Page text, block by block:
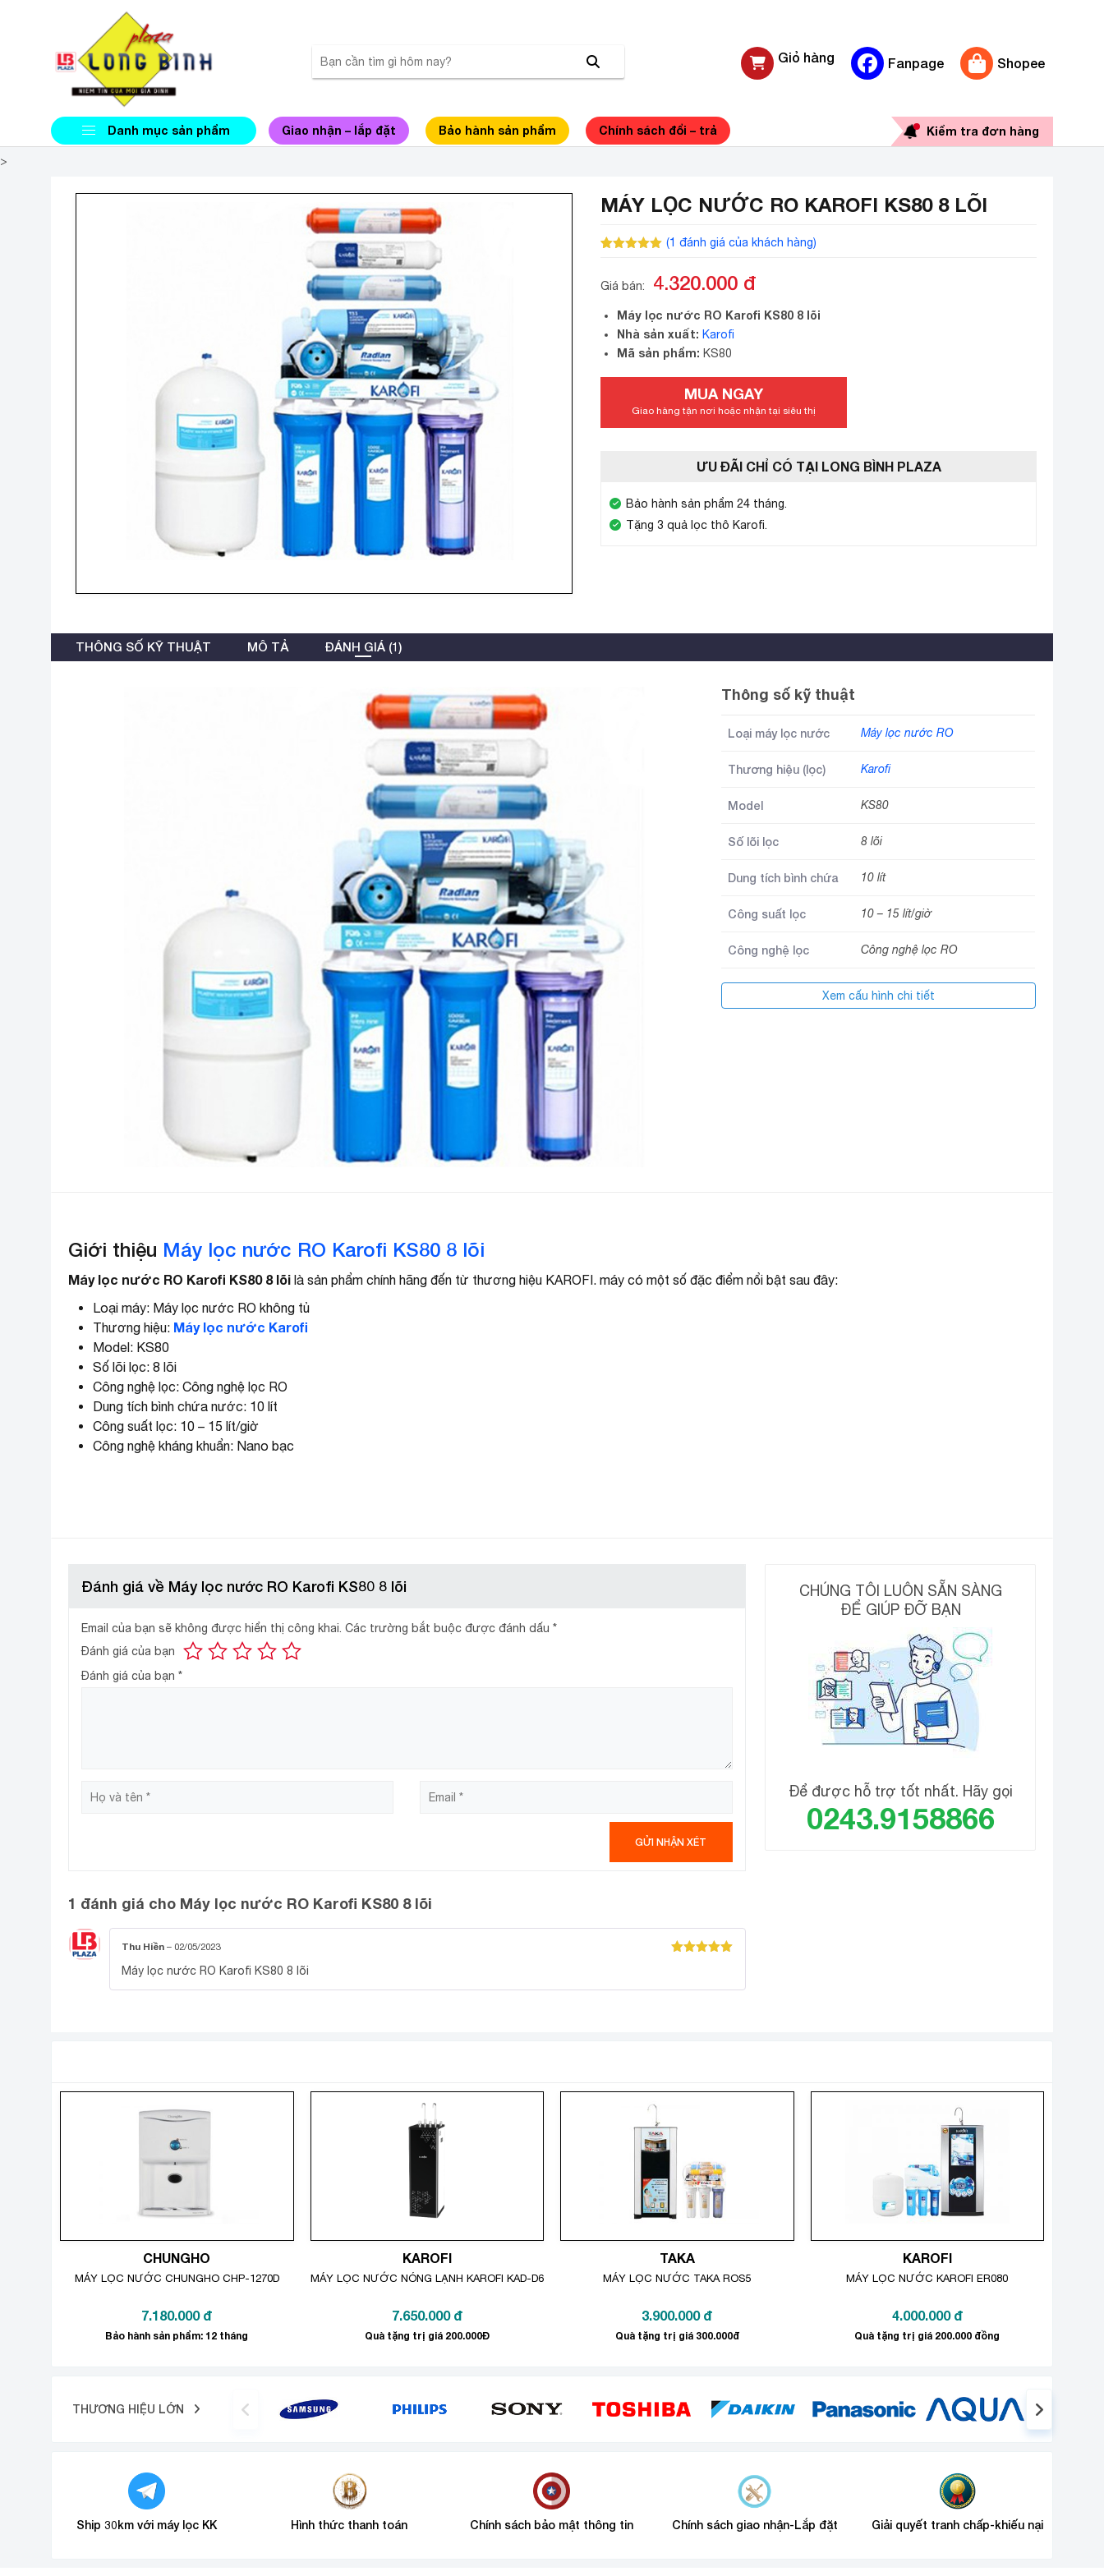
Giỏ hàng Fanpage Shopee
Danh mục sản phẩm Giao nhận – lắp đặt Bảo hành sản phẩm Chính sách đổi – trả Kiểm tra đơn hàng
>
MÁY LỌC NƯỚC RO KAROFI KS80 8 LÕI
đánh giá
(1 đánh giá của khách hàng)
Giá bán: 4.320.000 đ
Máy lọc nước RO Karofi KS80 8 lõi
Nhà sản xuất: Karofi
Mã sản phẩm: KS80
MUA NGAY
Giao hàng tận nơi hoặc nhận tại siêu thị
ƯU ĐÃI CHỈ CÓ TẠI LONG BÌNH PLAZA
Bảo hành sản phẩm 24 tháng.
Tặng 3 quả lọc thô Karofi.
THÔNG SỐ KỸ THUẬT MÔ TẢ ĐÁNH GIÁ (1)
Thông số kỹ thuật
Loại máy lọc nước Máy lọc nước RO
Thương hiệu (lọc) Karofi
Model KS80
Số lõi lọc 8 lõi
Dung tích bình chứa 10 lít
Công suất lọc 10 – 15 lít/giờ
Công nghệ lọc Công nghệ lọc RO
Công nghệ kháng
Nano bạc
Xem cấu hình chi tiết
Giới thiệu Máy lọc nước RO Karofi KS80 8 lõi
Máy lọc nước RO Karofi KS80 8 lõi là sản phẩm chính hãng đến từ thương hiệu KAROFI. máy có một số đặc điểm nổi bật sau đây:
Loại máy: Máy lọc nước RO không tủ
Thương hiệu: Máy lọc nước Karofi
Model: KS80
Số lõi lọc: 8 lõi
Công nghệ lọc: Công nghệ lọc RO
Dung tích bình chứa nước: 10 lít
Công suất lọc: 10 – 15 lít/giờ
Công nghệ kháng khuẩn: Nano bạc
Đánh giá về Máy lọc nước RO Karofi KS80 8 lõi
Email của bạn sẽ không được hiển thị công khai. Các trường bắt buộc được đánh dấu *
Đánh giá của bạn
Đánh giá của bạn *
1 đánh giá cho Máy lọc nước RO Karofi KS80 8 lõi
Thu Hiền – 02/05/2023
Máy lọc nước RO Karofi KS80 8 lõi
CHÚNG TÔI LUÔN SẴN SÀNG
ĐỂ GIÚP ĐỠ BẠN
Để được hỗ trợ tốt nhất. Hãy gọi
0243.9158866
CHUNGHO
MÁY LỌC NƯỚC CHUNGHO CHP-1270D
7.180.000 đ
Bảo hành sản phẩm: 12 tháng
KAROFI
MÁY LỌC NƯỚC NÓNG LẠNH KAROFI KAD-D66S
7.650.000 đ
Quà tặng trị giá 200.000Đ
TAKA
MÁY LỌC NƯỚC TAKA ROS5
3.900.000 đ
Quà tặng trị giá 300.000đ
KAROFI
MÁY LỌC NƯỚC KAROFI ER080
4.000.000 đ
Quà tặng trị giá 200.000 đồng
THƯƠNG HIỆU LỚN
Ship 30km với máy lọc KK Hình thức thanh toán Chính sách bảo mật thông tin Chính sách giao nhận-Lắp đặt Giải quyết tranh chấp-khiếu nại